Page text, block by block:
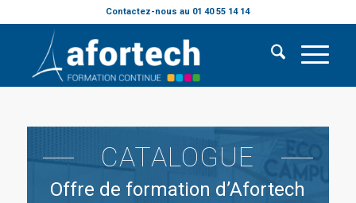
Contactez-nous au 01 40 55 14 14
CATALOGUE
Offre de formation d’Afortech